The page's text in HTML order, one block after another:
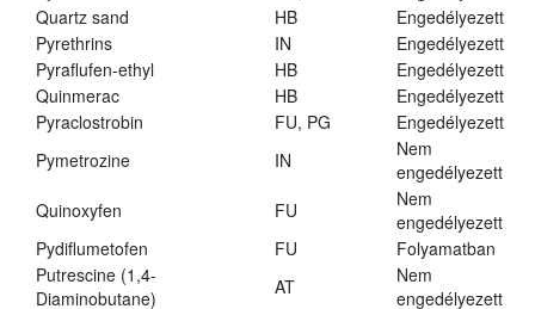
Quartz sand
HB
Engedélyezett
Pyrethrins
IN
Engedélyezett
Pyraflufen-ethyl
HB
Engedélyezett
Quinmerac
HB
Engedélyezett
Pyraclostrobin
FU, PG
Engedélyezett
Pymetrozine
IN
Nem
engedélyezett
Quinoxyfen
FU
Nem
engedélyezett
Pydiflumetofen
FU
Folyamatban
Putrescine (1,4-
Diaminobutane)
AT
Nem
engedélyezett